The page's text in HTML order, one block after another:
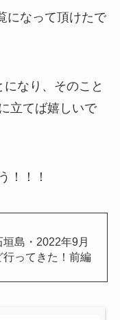
になって頂けたで
なり、そのこと
立てば嬉しいで
！！！
島・2022年9月
行ってきた！前編